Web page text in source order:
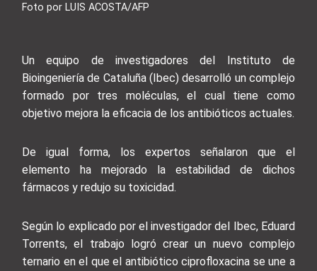
Foto por LUIS ACOSTA/AFP
Un equipo de investigadores del Instituto de
Bioingeniería de Cataluña (Ibec) desarrolló un complejo
formado por tres moléculas, el cual tiene como
objetivo mejora la eficacia de los antibióticos actuales.
De igual forma, los expertos señalaron que el
elemento ha mejorado la estabilidad de dichos
fármacos y redujo su toxicidad.
Según lo explicado por el investigador del Ibec, Eduard
Torrents, el trabajo logró crear un nuevo complejo
ternario en el que el antibiótico ciprofloxacina se une a